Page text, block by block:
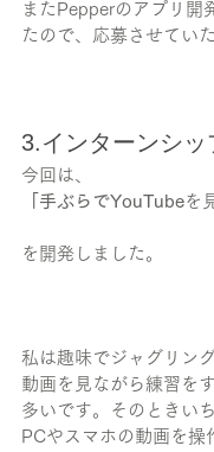
またPepperのアプリ開
たので、応募させてい
3.インターンシッ
今回は、
「手ぶらでYouTubeを
を開発しました。
私は趣味でジャグリン
動画を見ながら練習を
多いです。そのときい
PCやスマホの動画を操